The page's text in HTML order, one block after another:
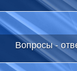
Вопросы -